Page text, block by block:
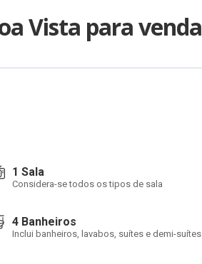
Vista para venda
1 Sala
Considera-se todos os tipos de sala
4 Banheiros
Inclui banheiros, lavabos, suítes e demi-suítes